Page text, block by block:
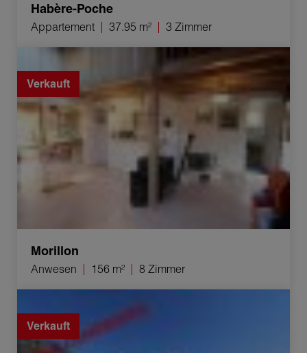
Habère-Poche
Appartement 37.95 m² 3 Zimmer
Verkauf Anwesen Morillon 8 Zimmer 156 m²
Verkauft
Morillon
Anwesen 156 m² 8 Zimmer
Verkauft